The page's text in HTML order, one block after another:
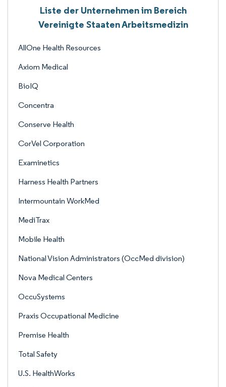
Liste der Unternehmen im Bereich
Vereinigte Staaten Arbeitsmedizin
AllOne Health Resources
Axiom Medical
BioIQ
Concentra
Conserve Health
CorVel Corporation
Examinetics
Harness Health Partners
Intermountain WorkMed
MediTrax
Mobile Health
National Vision Administrators (OccMed division)
Nova Medical Centers
OccuSystems
Praxis Occupational Medicine
Premise Health
Total Safety
U.S. HealthWorks